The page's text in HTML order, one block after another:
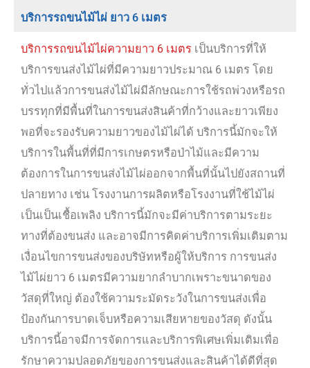
บริการรถขนไม้ไผ่ ยาว 6 เมตร
บริการรถขนไม้ไผ่ความยาว 6 เมตร เป็นบริการที่ให้
บริการขนส่งไม้ไผ่ที่มีความยาวประมาณ 6 เมตร โดย
ทั่วไปแล้วการขนส่งไม้ไผ่มีลักษณะการใช้รถพ่วงหรือรถ
บรรทุกที่มีพื้นที่ในการขนส่งสินค้าที่กว้างและยาวเพียง
พอที่จะรองรับความยาวของไม้ไผ่ได้ บริการนี้มักจะให้
บริการในพื้นที่ที่มีการเกษตรหรือป่าไม้และมีความ
ต้องการในการขนส่งไม้ไผ่ออกจากพื้นที่นั้นไปยังสถานที่
ปลายทาง เช่น โรงงานการผลิตหรือโรงงานที่ใช้ไม้ไผ่
เป็นเป็นเชื้อเพลิง บริการนี้มักจะมีค่าบริการตามระยะ
ทางที่ต้องขนส่ง และอาจมีการคิดค่าบริการเพิ่มเติมตาม
เงื่อนไขการขนส่งของบริษัทหรือผู้ให้บริการ การขนส่ง
ไม้ไผ่ยาว 6 เมตรมีความยากลำบากเพราะขนาดของ
วัสดุที่ใหญ่ ต้องใช้ความระมัดระวังในการขนส่งเพื่อ
ป้องกันการบาดเจ็บหรือความเสียหายของวัสดุ ดังนั้น
บริการนี้อาจมีการจัดการและบริการพิเศษเพิ่มเติมเพื่อ
รักษาความปลอดภัยของการขนส่งและสินค้าได้ดีที่สุด